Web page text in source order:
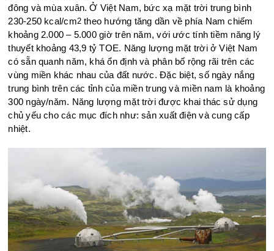
đông và mùa xuân. Ở Việt Nam, bức xạ mặt trời trung bình
230-250 kcal/cm2 theo hướng tăng dần về phía Nam chiếm
khoảng 2.000 – 5.000 giờ trên năm, với ước tính tiềm năng lý
thuyết khoảng 43,9 tỷ TOE. Năng lượng mặt trời ở Việt Nam
có sẵn quanh năm, khá ổn định và phân bố rộng rãi trên các
vùng miền khác nhau của đất nước. Đặc biệt, số ngày nắng
trung bình trên các tỉnh của miền trung và miền nam là khoảng
300 ngày/năm. Năng lượng mặt trời được khai thác sử dụng
chủ yếu cho các mục đích như: sản xuất điện và cung cấp
nhiệt.